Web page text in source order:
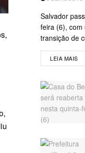
Salvador
feira (6), com
transição de
LEIA MAIS